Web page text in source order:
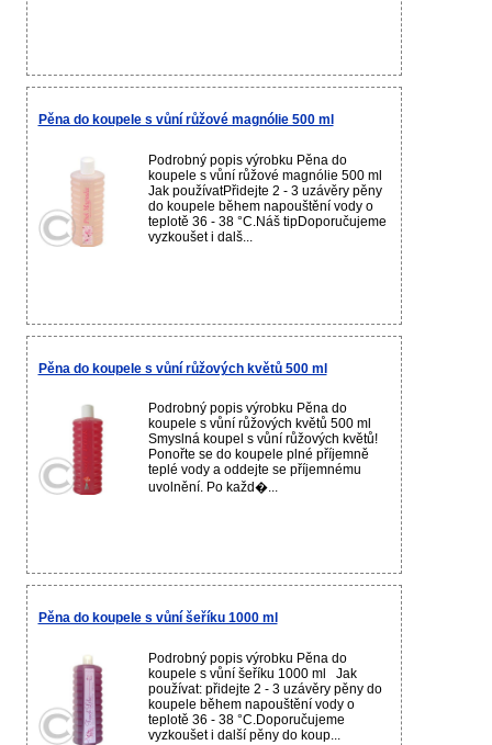
Pěna do koupele s vůní růžové magnólie 500 ml
Podrobný popis výrobku Pěna do
koupele s vůní růžové magnólie 500 ml
Jak používatPřidejte 2 - 3 uzávěry pěny
do koupele během napouštění vody o
teplotě 36 - 38 °C.Náš tipDoporučujeme
vyzkoušet i dalš...
Pěna do koupele s vůní růžových květů 500 ml
Podrobný popis výrobku Pěna do
koupele s vůní růžových květů 500 ml
Smyslná koupel s vůní růžových květů!
Ponořte se do koupele plné příjemně
teplé vody a oddejte se příjemnému
uvolnění. Po každ�...
Pěna do koupele s vůní šeříku 1000 ml
Podrobný popis výrobku Pěna do
koupele s vůní šeříku 1000 ml Jak
používat: přidejte 2 - 3 uzávěry pěny do
koupele během napouštění vody o
teplotě 36 - 38 °C.Doporučujeme
vyzkoušet i další pěny do koup...